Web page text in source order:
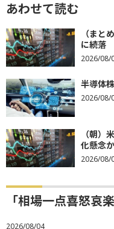
あわせて読む
（まと
に続落
2026/08/
半導体
2026/08/
（朝）
化懸念
2026/08/
「相場一点喜怒哀
2026/08/04